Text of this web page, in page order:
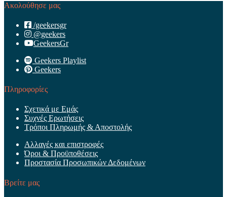
Ακολούθησε μας
/geekersgr
@geekers
GeekersGr
Geekers Playlist
Geekers
Πληροφορίες
Σχετικά με Εμάς
Συχνές Ερωτήσεις
Τρόποι Πληρωμής & Αποστολής
Αλλαγές και επιστροφές
Όροι & Προϋποθέσεις
Προστασία Προσωπικών Δεδομένων
Βρείτε μας